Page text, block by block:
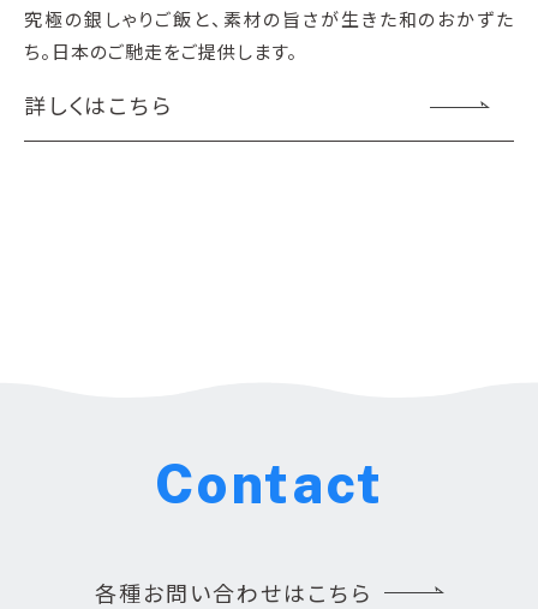
究極の銀しゃりご飯と、素材の旨さが生きた和のおかずた
ち。日本のご馳走をご提供します。
詳しくはこちら
Contact
各種お問い合わせはこちら